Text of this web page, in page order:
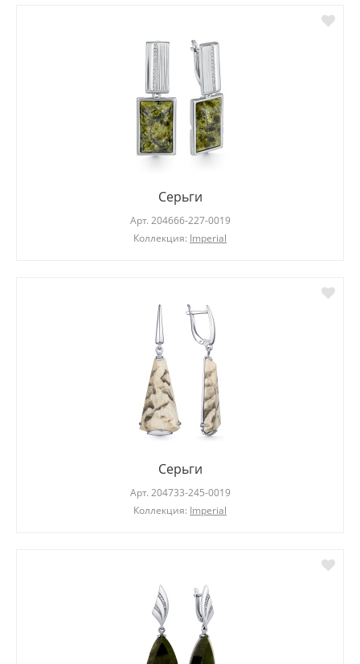
Серьги
Арт. 204666-227-0019
Коллекция: Imperial
Серьги
Арт. 204733-245-0019
Коллекция: Imperial